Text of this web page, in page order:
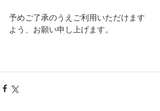
予めご了承のうえご利用いただけます
よう、お願い申し上げます。